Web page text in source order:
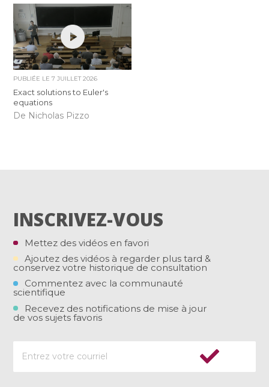
PUBLIÉE LE7 JUILLET 2026
Exact solutions to Euler's
equations
De Nicholas Pizzo
INSCRIVEZ-VOUS
Mettez des vidéos en favori
Ajoutez des vidéos à regarder plus tard &
conservez votre historique de consultation
Commentez avec la communauté
scientifique
Recevez des notifications de mise à jour
de vos sujets favoris